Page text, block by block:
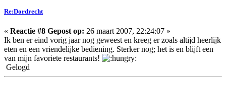
Re:Dordrecht
« Reactie #8 Gepost op: 26 maart 2007, 22:24:07 »
Ik ben er eind vorig jaar nog geweest en kreeg er zoals altijd heerlijk
eten en een vriendelijke bediening. Sterker nog; het is en blijft een
van mijn favoriete restaurants!
Gelogd